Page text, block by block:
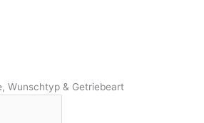
Wunschtyp & Getriebeart